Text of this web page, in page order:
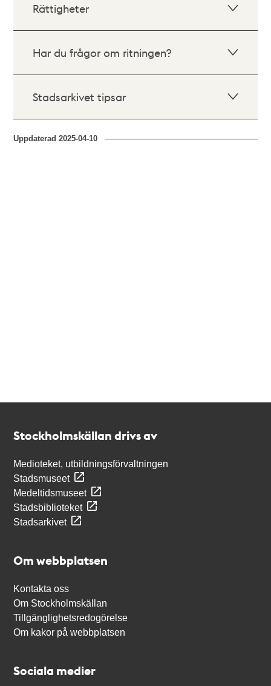
Rättigheter
Har du frågor om ritningen?
Stadsarkivet tipsar
Uppdaterad2025-04-10
Stockholmskällan drivs av
Medioteket, utbildningsförvaltningen
Stadsmuseet
Medeltidsmuseet
Stadsbiblioteket
Stadsarkivet
Om webbplatsen
Kontakta oss
Om Stockholmskällan
Tillgänglighetsredogörelse
Om kakor på webbplatsen
Sociala medier